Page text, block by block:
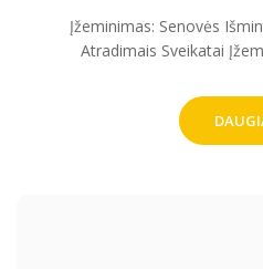
Įžeminimas: Senovės
Atradimais Sveikatai